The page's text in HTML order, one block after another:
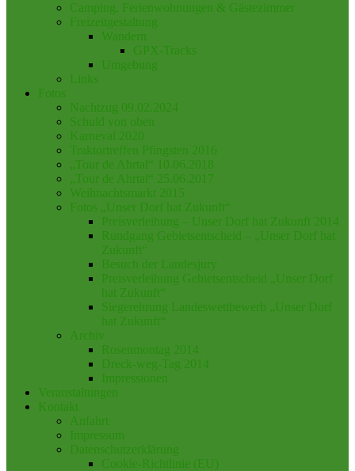
Camping, Ferienwohnungen & Gästezimmer
Freizeitgestaltung
Wandern
GPX-Tracks
Umgebung
Links
Fotos
Nachtzug 09.02.2024
Schuld von oben
Karneval 2020
Traktortreffen Pfingsten 2016
„Tour de Ahrtal“ 10.06.2018
„Tour de Ahrtal“ 25.06.2017
Weihnachtsmarkt 2015
Fotos „Unser Dorf hat Zukunft“
Preisverleihung – Unser Dorf hat Zukunft 2014
Rundgang Gebietsentscheid – „Unser Dorf hat
Zukunft“
Besuch der Landesjury
Preisverleihung Gebietsentscheid „Unser Dorf
hat Zukunft“
Siegerehrung Landeswettbewerb „Unser Dorf
hat Zukunft“
Archiv
Rosenmontag 2014
Dreck-weg-Tag 2014
Impressionen
Veranstaltungen
Kontakt
Anfahrt
Impressum
Datenschutzerklärung
Cookie-Richtlinie (EU)